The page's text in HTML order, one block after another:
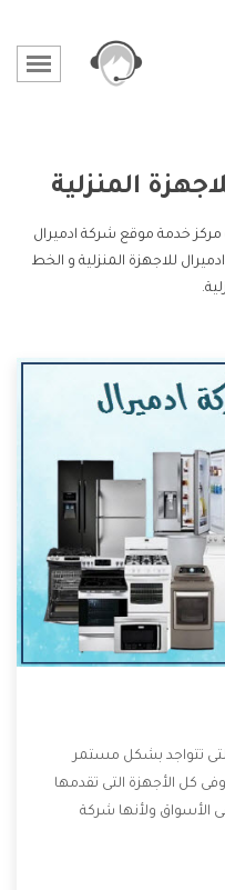
المنزلية
مركز خدمة موقع شركة ادميرال
للاجهزة المنزلية و الخط
تتواجد بشكل مستمر
كل الأجهزة التى تقدمها
الأسواق ولأنها شركة
التى تسهل على